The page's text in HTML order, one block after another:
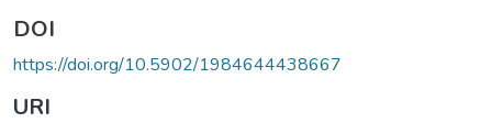
DOI
https://doi.org/10.5902/1984644438667
URI